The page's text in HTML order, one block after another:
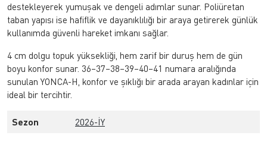
destekleyerek yumuşak ve dengeli adımlar sunar. Poliüretan
taban yapısı ise hafiflik ve dayanıklılığı bir araya getirerek günlük
kullanımda güvenli hareket imkanı sağlar.
4 cm dolgu topuk yüksekliği, hem zarif bir duruş hem de gün
boyu konfor sunar. 36–37–38–39–40–41 numara aralığında
sunulan YONCA-H, konfor ve şıklığı bir arada arayan kadınlar için
ideal bir tercihtir.
Sezon 2026-İY